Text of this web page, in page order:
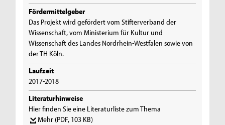
Fördermittelgeber
Das Projekt wird gefördert vom Stifterverband der
Wissenschaft, vom Ministerium für Kultur und
Wissenschaft des Landes Nordrhein-Westfalen sowie von
der TH Köln.
Laufzeit
2017-2018
Literaturhinweise
Hier finden Sie eine Literaturliste zum Thema
Mehr (PDF, 103 KB)